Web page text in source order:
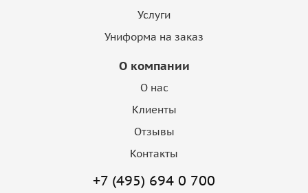
Услуги
Униформа на заказ
О компании
О нас
Клиенты
Отзывы
Контакты
+7 (495) 694 0 700